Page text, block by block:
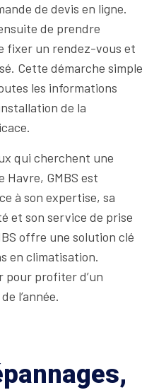
de devis en ligne.
de prendre
fixer un rendez-vous et
Cette démarche simple
les informations
de la
qui cherchent une
GMBS est
à son expertise, sa
et son service de prise
offre une solution clé
en climatisation.
pour profiter d’un
l’année.